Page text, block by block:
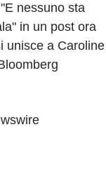
nessuno sta
in un post ora
unisce a Caroline